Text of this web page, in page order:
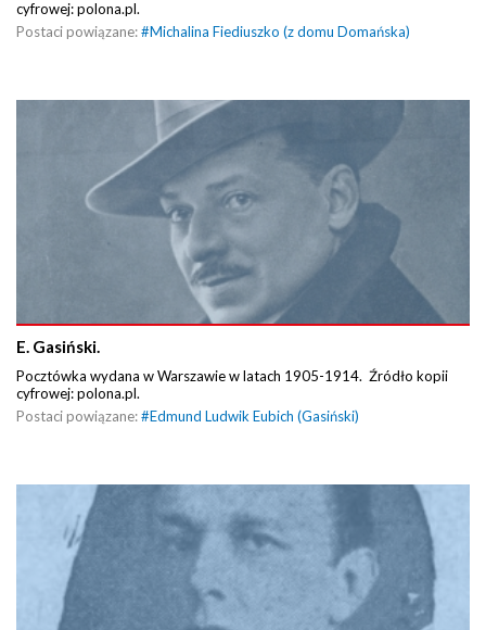
cyfrowej: polona.pl.
Postaci powiązane:#Michalina Fiediuszko (z domu Domańska)
E. Gasiński.
Pocztówka wydana w Warszawie w latach 1905-1914. Źródło kopii
cyfrowej: polona.pl.
Postaci powiązane:#Edmund Ludwik Eubich (Gasiński)